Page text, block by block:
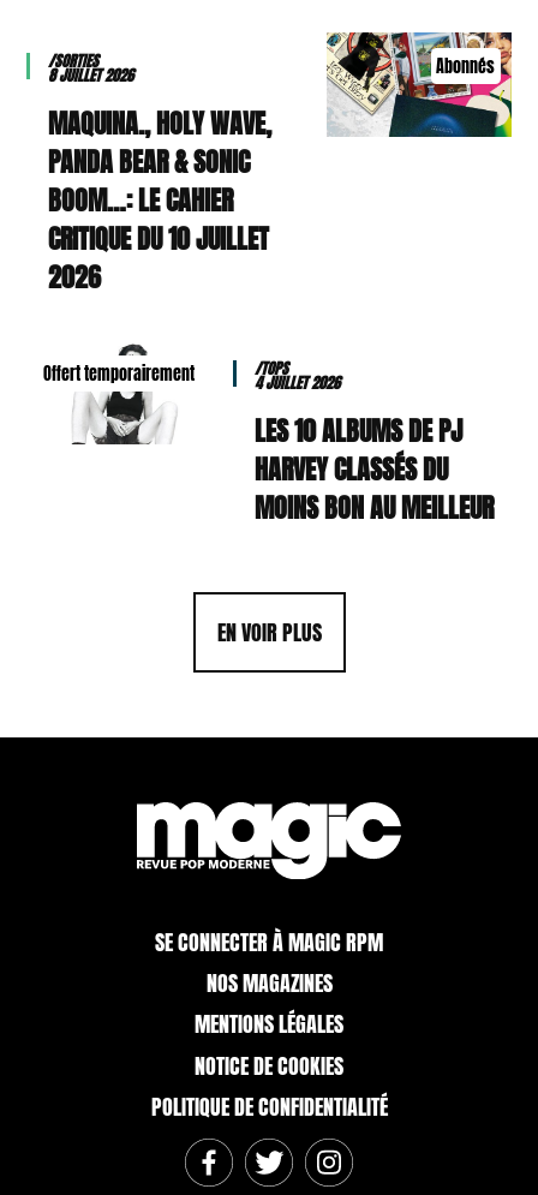
Abonnés
/SORTIES
8 JUILLET 2026
MAQUINA., HOLY WAVE,
PANDA BEAR & SONIC
BOOM…: LE CAHIER
CRITIQUE DU 10 JUILLET
2026
Offert temporairement /TOPS
4 JUILLET 2026
LES 10 ALBUMS DE PJ
HARVEY CLASSÉS DU
MOINS BON AU MEILLEUR
EN VOIR PLUS
SE CONNECTER À MAGIC RPM
NOS MAGAZINES
MENTIONS LÉGALES
NOTICE DE COOKIES
POLITIQUE DE CONFIDENTIALITÉ